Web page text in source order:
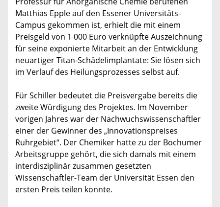
Matthias Epple auf den Essener Universitäts-
Campus gekommen ist, erhielt die mit einem
Preisgeld von 1 000 Euro verknüpfte Auszeichnung
für seine exponierte Mitarbeit an der Entwicklung
neuartiger Titan-Schädelimplantate: Sie lösen sich
im Verlauf des Heilungsprozesses selbst auf.
Für Schiller bedeutet die Preisvergabe bereits die
zweite Würdigung des Projektes. Im November
vorigen Jahres war der Nachwuchswissenschaftler
einer der Gewinner des „Innovationspreises
Ruhrgebiet“. Der Chemiker hatte zu der Bochumer
Arbeitsgruppe gehört, die sich damals mit einem
interdisziplinär zusammen gesetzten
Wissenschaftler-Team der Universität Essen den
ersten Preis teilen konnte.